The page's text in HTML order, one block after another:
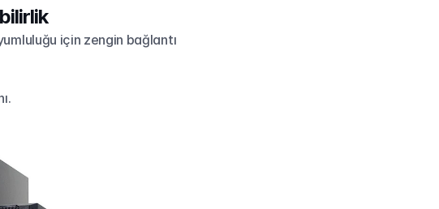
için zengin bağlantı